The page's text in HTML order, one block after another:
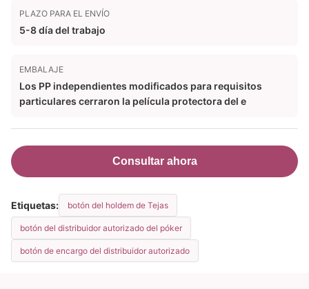
PLAZO PARA EL ENVÍO
5-8 día del trabajo
EMBALAJE
Los PP independientes modificados para requisitos
particulares cerraron la película protectora del e
Consultar ahora
Etiquetas: botón del holdem de Tejas
botón del distribuidor autorizado del póker
botón de encargo del distribuidor autorizado